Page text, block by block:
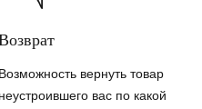
Возможность вернуть товар
неустроившего вас по какой